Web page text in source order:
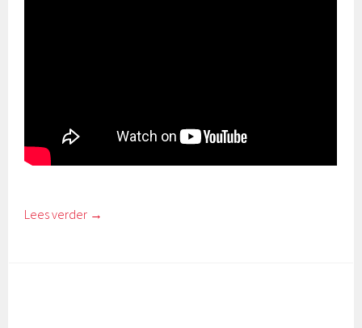
Lees verder →